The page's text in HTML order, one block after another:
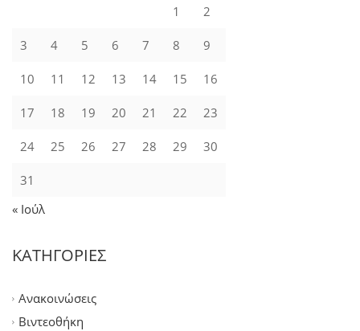
1 2
3 4 5 6 7 8 9
10 11 12 13 14 15 16
17 18 19 20 21 22 23
24 25 26 27 28 29 30
31
« Ιούλ
ΚΑΤΗΓΟΡΙΕΣ
Ανακοινώσεις
Βιντεοθήκη